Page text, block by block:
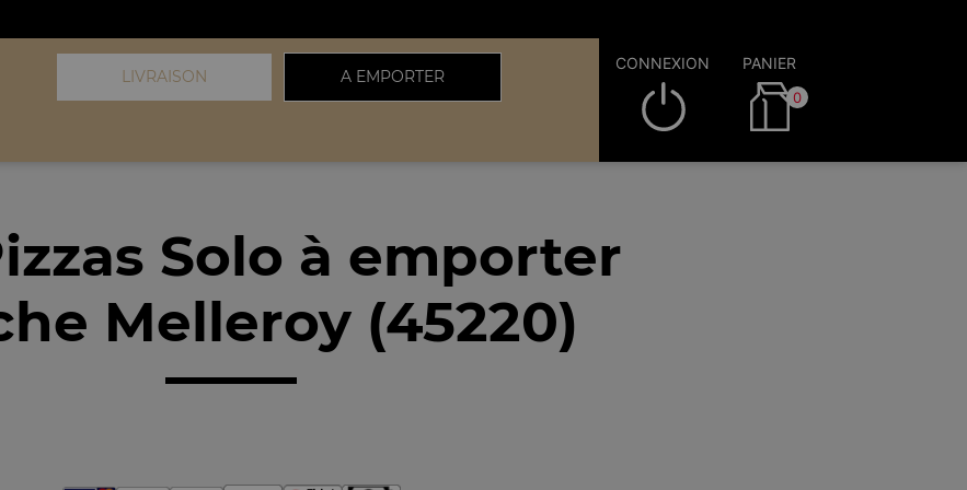
LIVRAISON A EMPORTER
CONNEXION PANIER
0
Solo à emporter
Melleroy (45220)